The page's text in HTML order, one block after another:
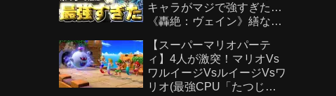
キャラがマジで強すぎた…
《轟絶：ヴェイン》繕なる
【スーパーマリオパーテ
ィ】4人が激突！マリオVs
ワルイージVsルイージVsワ
リオ(最強CPU「たつじ